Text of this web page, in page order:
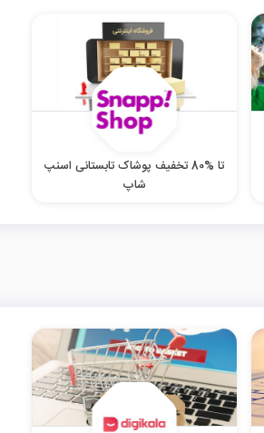
تا %80 تخفیف پوشاک تابستانی اسنپ
شاپ